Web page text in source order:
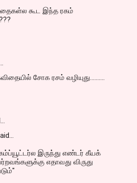
கூட இந்த ரகம்
சோக ரசம் வழியுது..........
இருந்து எண்டர் கீயக்
எதாவது விருது